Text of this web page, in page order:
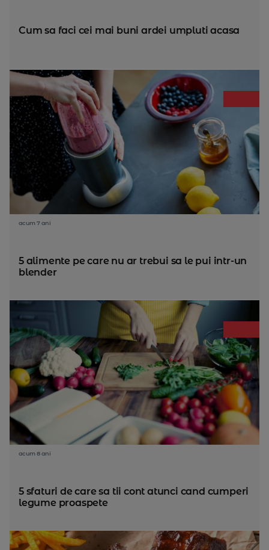
Cum sa faci cei mai buni ardei umpluti acasa
acum 7 ani
5 alimente pe care nu ar trebui sa le pui intr-un
blender
acum 8 ani
5 sfaturi de care sa tii cont atunci cand cumperi
legume proaspete